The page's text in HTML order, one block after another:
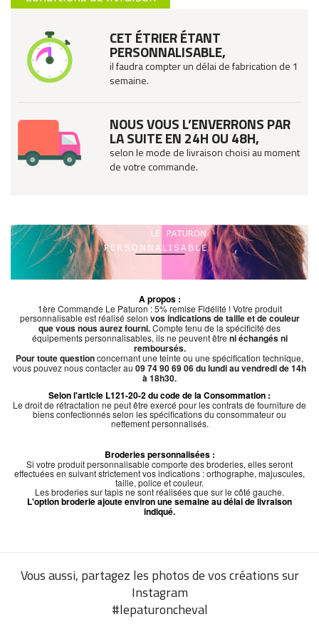
CET ÉTRIER ÉTANT
PERSONNALISABLE,
il faudra compter un délai de fabrication de 1
semaine.
NOUS VOUS L’ENVERRONS PAR
LA SUITE EN 24H OU 48H,
selon le mode de livraison choisi au moment
de votre commande.
A propos :
1ère Commande Le Paturon : 5% remise Fidélité ! Votre produit
personnalisable est réalisé selon vos indications de taille et de couleur
que vous nous aurez fourni.Compte tenu de la spécificité des
équipements personnalisables, ils ne peuvent être ni échangés ni
remboursés.
Pour toute questionconcernant une teinte ou une spécification technique,
vous pouvez nous contacter au 09 74 90 69 06 du lundi au vendredi de 14h
à 18h30.
Selon l'article L121-20-2 du code de la Consommation :
Le droit de rétractation ne peut être exercé pour les contrats de fourniture de
biens confectionnés selon les spécifications du consommateur ou
nettement personnalisés.
Broderies personnalisées :
Si votre produit personnalisable comporte des broderies, elles seront
effectuées en suivant strictement vos indications : orthographe, majuscules,
taille, police et couleur.
Les broderies sur tapis ne sont réalisées que sur le côté gauche.
L'option broderie ajoute environ une semaine au délai de livraison
indiqué.
Vous aussi, partagez les photos de vos créations sur
Instagram
#lepaturoncheval